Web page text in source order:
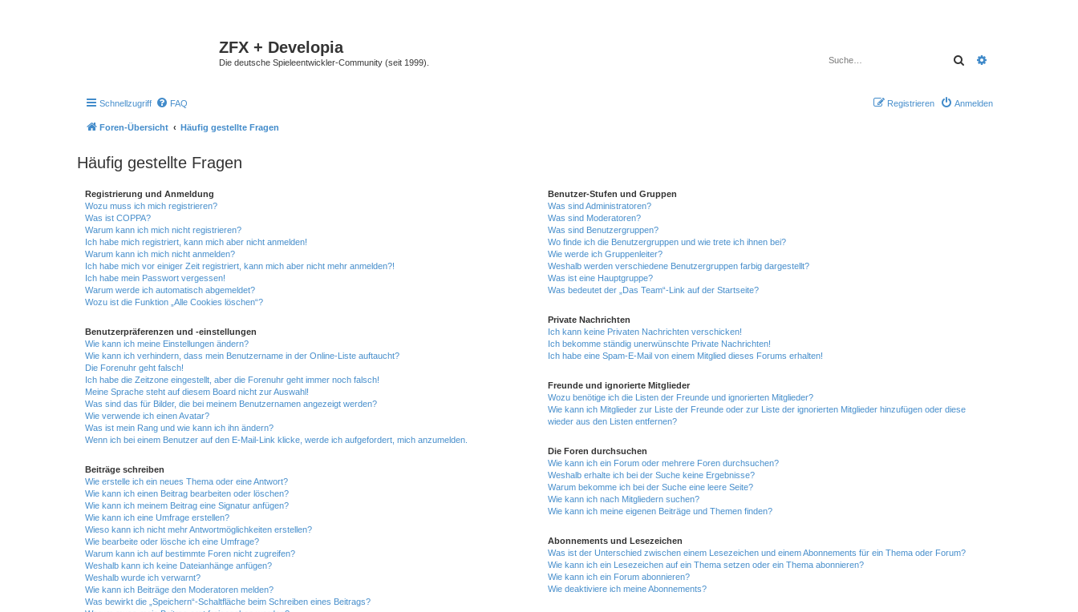
ZFX + Developia
Die deutsche Spieleentwickler-Community (seit 1999). Suche
Schnellzugriff FAQ Anmelden
Registrieren
Foren-Übersicht Häufig gestellte Fragen
Häufig gestellte Fragen
Registrierung und Anmeldung
Wozu muss ich mich registrieren?
Was ist COPPA?
Warum kann ich mich nicht registrieren?
Ich habe mich registriert, kann mich aber nicht anmelden!
Warum kann ich mich nicht anmelden?
Ich habe mich vor einiger Zeit registriert, kann mich aber nicht mehr anmelden?!
Ich habe mein Passwort vergessen!
Warum werde ich automatisch abgemeldet?
Wozu ist die Funktion „Alle Cookies löschen“?
Benutzerpräferenzen und -einstellungen
Wie kann ich meine Einstellungen ändern?
Wie kann ich verhindern, dass mein Benutzername in der Online-Liste auftaucht?
Die Forenuhr geht falsch!
Ich habe die Zeitzone eingestellt, aber die Forenuhr geht immer noch falsch!
Meine Sprache steht auf diesem Board nicht zur Auswahl!
Was sind das für Bilder, die bei meinem Benutzernamen angezeigt werden?
Wie verwende ich einen Avatar?
Was ist mein Rang und wie kann ich ihn ändern?
Wenn ich bei einem Benutzer auf den E-Mail-Link klicke, werde ich aufgefordert, mich anzumelden.
Beiträge schreiben
Wie erstelle ich ein neues Thema oder eine Antwort?
Wie kann ich einen Beitrag bearbeiten oder löschen?
Wie kann ich meinem Beitrag eine Signatur anfügen?
Wie kann ich eine Umfrage erstellen?
Wieso kann ich nicht mehr Antwortmöglichkeiten erstellen?
Wie bearbeite oder lösche ich eine Umfrage?
Warum kann ich auf bestimmte Foren nicht zugreifen?
Weshalb kann ich keine Dateianhänge anfügen?
Weshalb wurde ich verwarnt?
Wie kann ich Beiträge den Moderatoren melden?
Was bewirkt die „Speichern“-Schaltfläche beim Schreiben eines Beitrags?
Benutzer-Stufen und Gruppen
Was sind Administratoren?
Was sind Moderatoren?
Was sind Benutzergruppen?
Wo finde ich die Benutzergruppen und wie trete ich ihnen bei?
Wie werde ich Gruppenleiter?
Weshalb werden verschiedene Benutzergruppen farbig dargestellt?
Was ist eine Hauptgruppe?
Was bedeutet der „Das Team“-Link auf der Startseite?
Private Nachrichten
Ich kann keine Privaten Nachrichten verschicken!
Ich bekomme ständig unerwünschte Private Nachrichten!
Ich habe eine Spam-E-Mail von einem Mitglied dieses Forums erhalten!
Freunde und ignorierte Mitglieder
Wozu benötige ich die Listen der Freunde und ignorierten Mitglieder?
Wie kann ich Mitglieder zur Liste der Freunde oder zur Liste der ignorierten Mitglieder hinzufügen oder diese
wieder aus den Listen entfernen?
Die Foren durchsuchen
Wie kann ich ein Forum oder mehrere Foren durchsuchen?
Weshalb erhalte ich bei der Suche keine Ergebnisse?
Warum bekomme ich bei der Suche eine leere Seite?
Wie kann ich nach Mitgliedern suchen?
Wie kann ich meine eigenen Beiträge und Themen finden?
Abonnements und Lesezeichen
Was ist der Unterschied zwischen einem Lesezeichen und einem Abonnements für ein Thema oder Forum?
Wie kann ich ein Lesezeichen auf ein Thema setzen oder ein Thema abonnieren?
Wie kann ich ein Forum abonnieren?
Wie deaktiviere ich meine Abonnements?